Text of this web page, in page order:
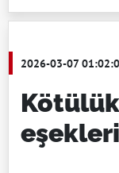
2026-03-07
eşekleri